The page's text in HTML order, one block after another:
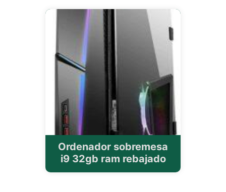
Ordenador sobremesa
i9 32gb ram rebajado